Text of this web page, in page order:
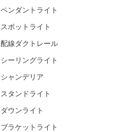
ペンダントライト
スポットライト
配線ダクトレール
シーリングライト
シャンデリア
スタンドライト
ダウンライト
ブラケットライト